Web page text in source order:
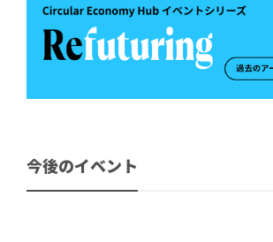
今後のイベント